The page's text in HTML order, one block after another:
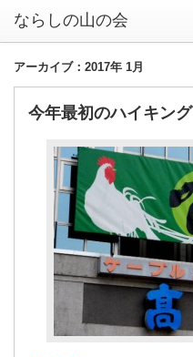
アーカイブ：2017年 1月
今年最初のハイキング